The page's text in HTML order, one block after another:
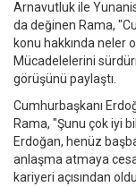
Arnavutluk ile
da değinen Rama,
konu hakkında neler
Mücadelelerini
görüşünü paylaştı.
Cumhurbaşkanı
Rama, "Şunu çok iyi
Erdoğan, henüz
anlaşma atmaya
kariyeri açısından